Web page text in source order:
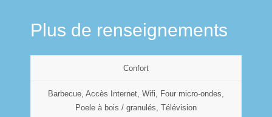
Plus de renseignements
Confort
Barbecue, Accès Internet, Wifi, Four micro-ondes,
Poele à bois / granulés, Télévision